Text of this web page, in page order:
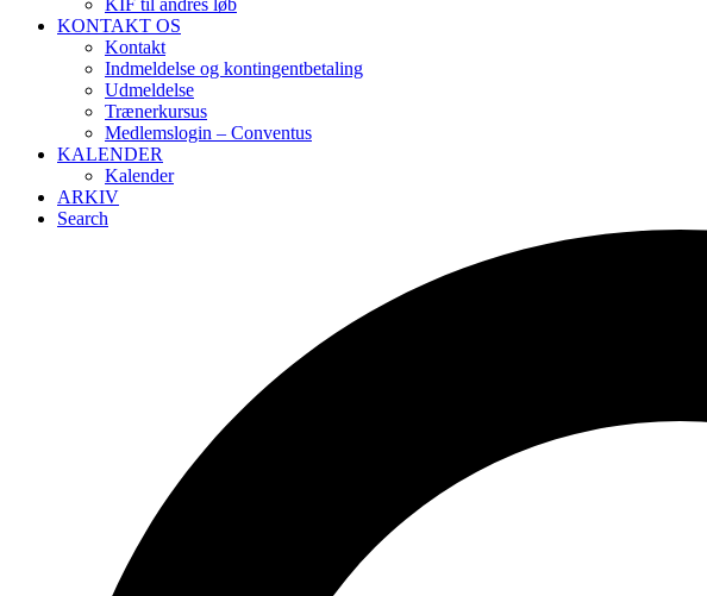
KIF til andres løb
KONTAKT OS
Kontakt
Indmeldelse og kontingentbetaling
Udmeldelse
Trænerkursus
Medlemslogin – Conventus
KALENDER
Kalender
ARKIV
Search